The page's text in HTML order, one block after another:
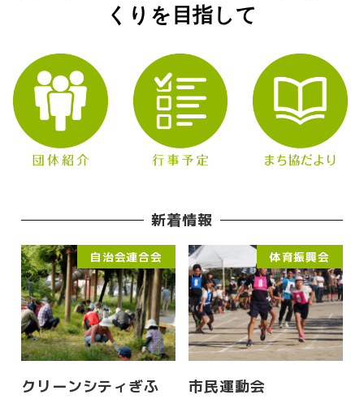
くりを目指して
新着情報
自治会連合会
クリーンシティぎふ
体育振興会
市民運動会